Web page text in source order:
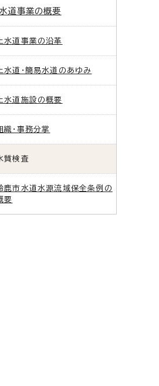
水道事業の概要
上水道事業の沿革
上水道・簡易水道のあゆみ
上水道施設の概要
織・事務分掌
質検査
鹿市水道水源流域保全条例の
要